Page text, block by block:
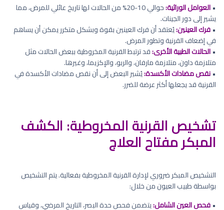
•العوامل الوراثية:
حوالي 10-20% من الحالات لها تاريخ عائلي للمرض، مما
يشير إلى دور الجينات.
•فرك العينين:يُعتقد أن فرك العينين بقوة وبشكل متكرر يمكن أن يساهم
في إضعاف القرنية وتطور المرض.
•الحالات الطبية الأخرى:قد ترتبط القرنية المخروطية ببعض الحالات مثل
متلازمة داون، متلازمة مارفان، والربو، والإكزيما، وغيرها.
•نقص مضادات الأكسدة:يُشير البعض إلى أن نقص مضادات الأكسدة في
القرنية قد يجعلها أكثر عرضة للضرر.
تشخيص القرنية المخروطية: الكشف
المبكر مفتاح العلاج
التشخيص المبكر ضروري لإدارة القرنية المخروطية بفعالية. يتم التشخيص
بواسطة طبيب العيون من خلال:
•فحص العين الشامل:يتضمن فحص حدة البصر، التاريخ المرضي، وقياس